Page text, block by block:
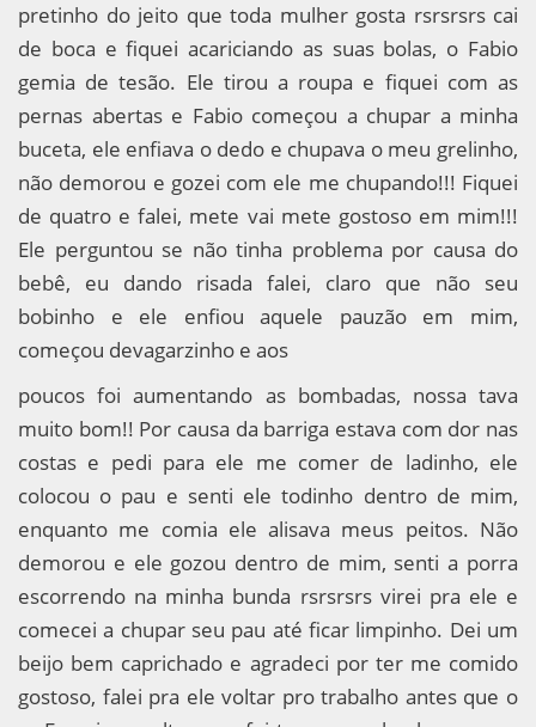
pretinho do jeito que toda mulher gosta rsrsrsrs cai
de boca e fiquei acariciando as suas bolas, o Fabio
gemia de tesão. Ele tirou a roupa e fiquei com as
pernas abertas e Fabio começou a chupar a minha
buceta, ele enfiava o dedo e chupava o meu grelinho,
não demorou e gozei com ele me chupando!!! Fiquei
de quatro e falei, mete vai mete gostoso em mim!!!
Ele perguntou se não tinha problema por causa do
bebê, eu dando risada falei, claro que não seu
bobinho e ele enfiou aquele pauzão em mim,
começou devagarzinho e aos
poucos foi aumentando as bombadas, nossa tava
muito bom!! Por causa da barriga estava com dor nas
costas e pedi para ele me comer de ladinho, ele
colocou o pau e senti ele todinho dentro de mim,
enquanto me comia ele alisava meus peitos. Não
demorou e ele gozou dentro de mim, senti a porra
escorrendo na minha bunda rsrsrsrs virei pra ele e
comecei a chupar seu pau até ficar limpinho. Dei um
beijo bem caprichado e agradeci por ter me comido
gostoso, falei pra ele voltar pro trabalho antes que o